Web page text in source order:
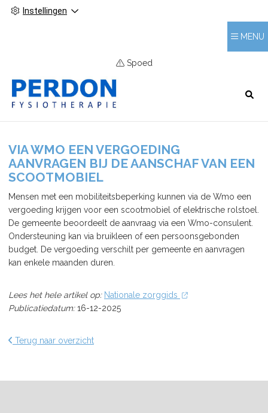
Instellingen
Spoed
MENU
VIA WMO EEN VERGOEDING
AANVRAGEN BIJ DE AANSCHAF VAN EEN
SCOOTMOBIEL
Mensen met een mobiliteitsbeperking kunnen via de Wmo een
vergoeding krijgen voor een scootmobiel of elektrische rolstoel.
De gemeente beoordeelt de aanvraag via een Wmo-consulent.
Ondersteuning kan via bruikleen of een persoonsgebonden
budget. De vergoeding verschilt per gemeente en aanvragen
kan enkele maanden duren.
Lees het hele artikel op: Nationale zorggids
Publicatiedatum:16-12-2025
Terug naar overzicht